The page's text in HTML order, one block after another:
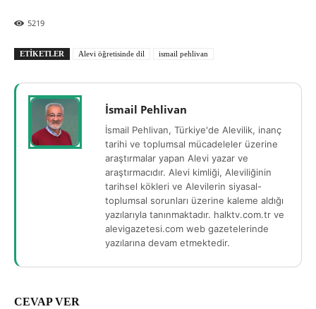
5219
ETIKETLER Alevi öğretisinde dil ismail pehlivan
İsmail Pehlivan
İsmail Pehlivan, Türkiye'de Alevilik, inanç
tarihi ve toplumsal mücadeleler üzerine
araştırmalar yapan Alevi yazar ve
araştırmacıdır. Alevi kimliği, Aleviliğinin
tarihsel kökleri ve Alevilerin siyasal-
toplumsal sorunları üzerine kaleme aldığı
yazılarıyla tanınmaktadır. halktv.com.tr ve
alevigazetesi.com web gazetelerinde
yazılarına devam etmektedir.
CEVAP VER